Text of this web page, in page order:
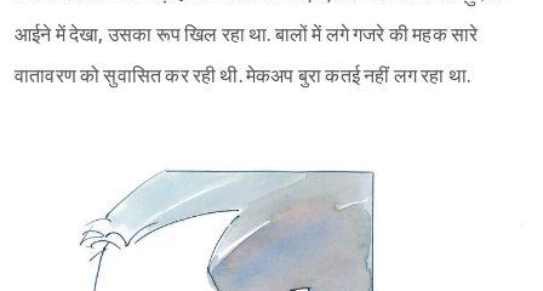
आईने में देखा, उसका रूप खिल रहा था. बालों में लगे गजरे की महक सारे
वातावरण को सुवासित कर रही थी. मेकअप बुरा कतई नहीं लग रहा था.